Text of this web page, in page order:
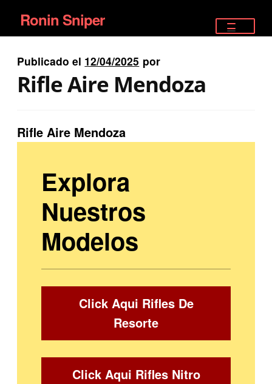
Ir
a
la
navegación
Ir
al
contenido
Ronin Sniper
EQUIPAMIENTO ÉLITE
RIFLES DEPORTIVOS
Publicado el 12/04/2025 por
Rifle Aire Mendoza
Rifle Aire Mendoza
Explora
Nuestros
Modelos
Click Aqui Rifles De
Resorte
Click Aqui Rifles Nitro